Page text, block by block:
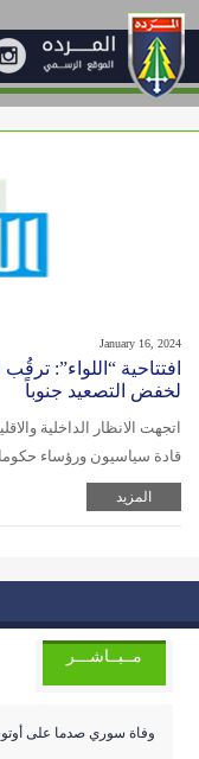
January 16, 2024
افتتاحية “اللواء”:
لخفض التصعيد جنوباً
اتجهت الانظار الداخلية
قادة سياسيون ورؤساء
المزيد
مــبــاشـــر
وفاة سوري صدما على